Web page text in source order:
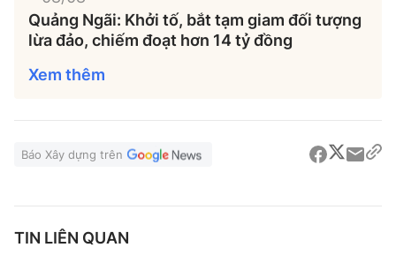
Quảng Ngãi: Khởi tố, bắt tạm giam đối tượng
lừa đảo, chiếm đoạt hơn 14 tỷ đồng
Xem thêm
Báo Xây dựng trên
TIN LIÊN QUAN